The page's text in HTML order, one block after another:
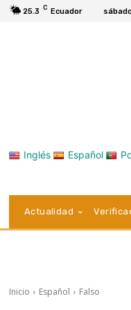
25.3 C Ecuador
Inglés Español
Actualidad
Inicio Español Falso